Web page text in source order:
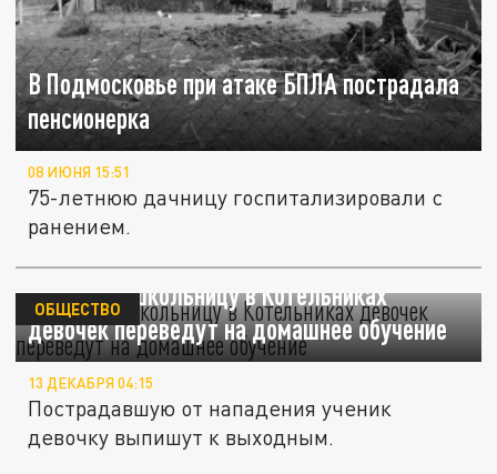
В Подмосковье при атаке БПЛА пострадала
пенсионерка
08 ИЮНЯ 15:51
75-летнюю дачницу госпитализировали с
ранением.
Избивших школьницу в Котельниках
девочек переведут на домашнее обучение
ОБЩЕСТВО
13 ДЕКАБРЯ 04:15
Пострадавшую от нападения ученик
девочку выпишут к выходным.